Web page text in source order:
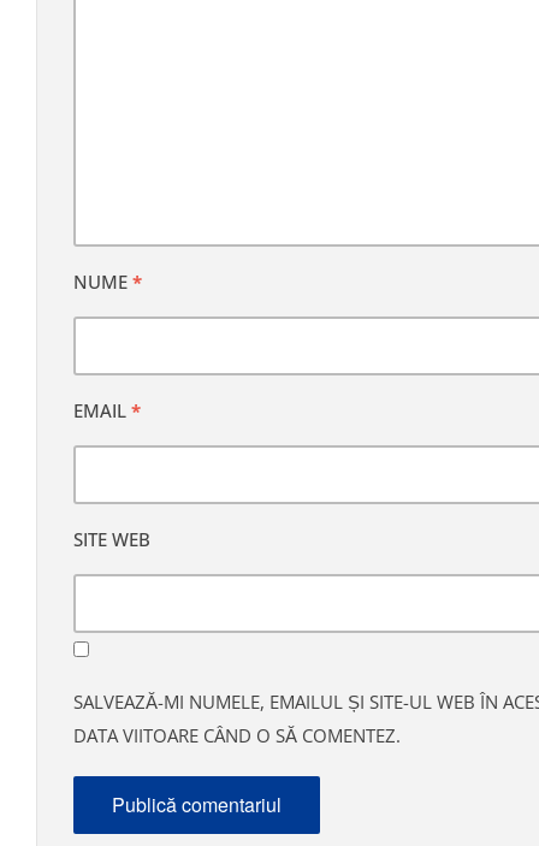
NUME *
EMAIL *
SITE WEB
SALVEAZĂ-MI NUMELE, EMAILUL ȘI SITE-UL WEB ÎN
DATA VIITOARE CÂND O SĂ COMENTEZ.